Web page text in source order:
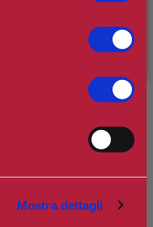
Mostra dettagli
-30%
inserendo il codice